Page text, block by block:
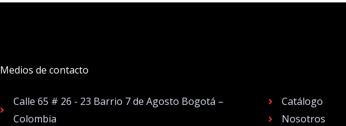
Medios de contacto
Calle 65 # 26 - 23 Barrio 7 de Agosto Bogotá –
Colombia
Catálogo
Nosotros